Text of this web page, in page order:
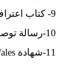
9- كتاب اعتراف بالجامعة
10-رسالة توصية ان وجدت
11-شهادة gre /ales